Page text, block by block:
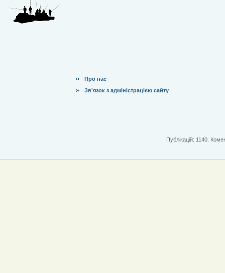
Про нас
Зв'язок з адміністрацією сайту
Публікацій: 1140.